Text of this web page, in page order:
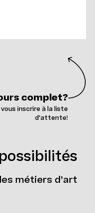
complet?
inscrire à la liste
d'attente!
métiers d’art